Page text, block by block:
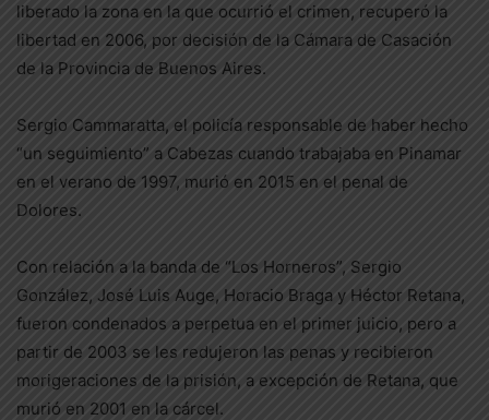
liberado la zona en la que ocurrió el crimen, recuperó la
libertad en 2006, por decisión de la Cámara de Casación
de la Provincia de Buenos Aires.
Sergio Cammaratta, el policía responsable de haber hecho
“un seguimiento” a Cabezas cuando trabajaba en Pinamar
en el verano de 1997, murió en 2015 en el penal de
Dolores.
Con relación a la banda de “Los Horneros”, Sergio
González, José Luis Auge, Horacio Braga y Héctor Retana,
fueron condenados a perpetua en el primer juicio, pero a
partir de 2003 se les redujeron las penas y recibieron
morigeraciones de la prisión, a excepción de Retana, que
murió en 2001 en la cárcel.